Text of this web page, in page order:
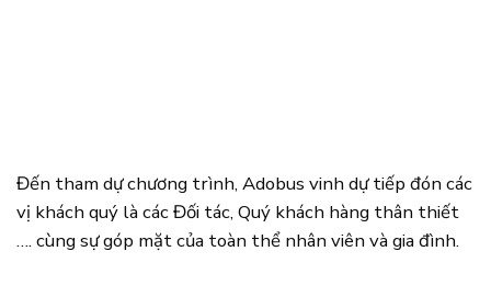
Đến tham dự chương trình, Adobus vinh dự tiếp đón các
vị khách quý là các Đối tác, Quý khách hàng thân thiết
…. cùng sự góp mặt của toàn thể nhân viên và gia đình.